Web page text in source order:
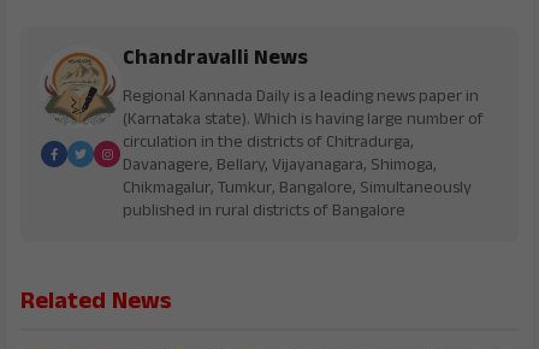
Chandravalli News
Regional Kannada Daily is a leading news paper in
(Karnataka state). Which is having large number of
circulation in the districts of Chitradurga,
Davanagere, Bellary, Vijayanagara, Shimoga,
Chikmagalur, Tumkur, Bangalore, Simultaneously
published in rural districts of Bangalore
Related News